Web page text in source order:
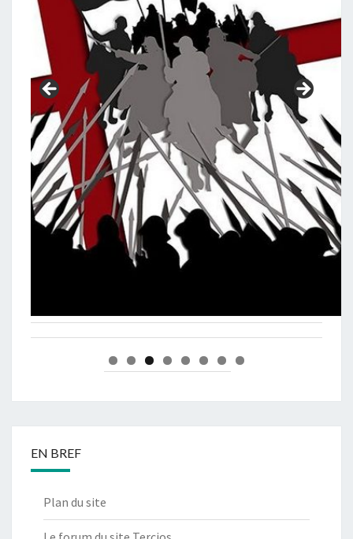
EN BREF
Plan du site